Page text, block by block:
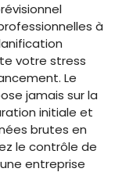
à
votre stress
Le
jamais sur la
initiale et
brutes en
le contrôle de
entreprise